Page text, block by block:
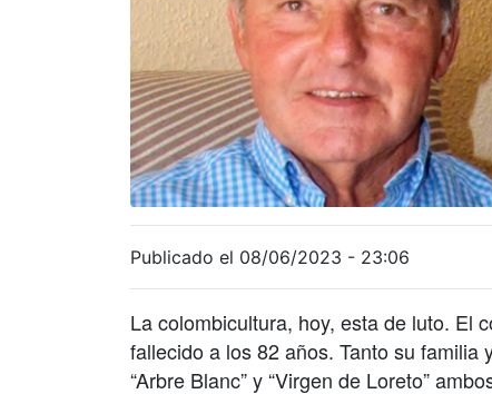
Publicado el 08/06/2023 - 23:06
La colombicultura, hoy, esta de luto. El
fallecido a los 82 años. Tanto su
“Arbre Blanc” y “Virgen de Loreto”